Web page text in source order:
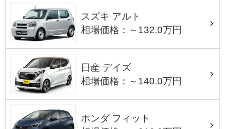
スズキ アルト
相場価格：～132.0万円
日産 デイズ
相場価格：～140.0万円
ホンダ フィット